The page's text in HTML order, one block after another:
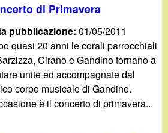
di Primavera
pubblicazione:01/05/2011
quasi 20 anni le corali parrocchiali
Cirano e Gandino tornano a
unite ed accompagnate dal
corpo musicale di Gandino.
è il concerto di primavera...